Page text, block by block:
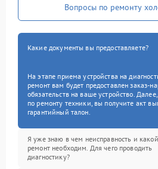
Вопросы по ремонту
Какие документы вы предоставляете?
На этапе приема устройства на
ремонт вам будет предоставлен заказ-
обязательств на ваше устройство.
по ремонту техники, вы получите акт
гарантийный талон.
Я уже знаю в чем неисправность и какой
ремонт необходим. Для чего проводить
диагностику?